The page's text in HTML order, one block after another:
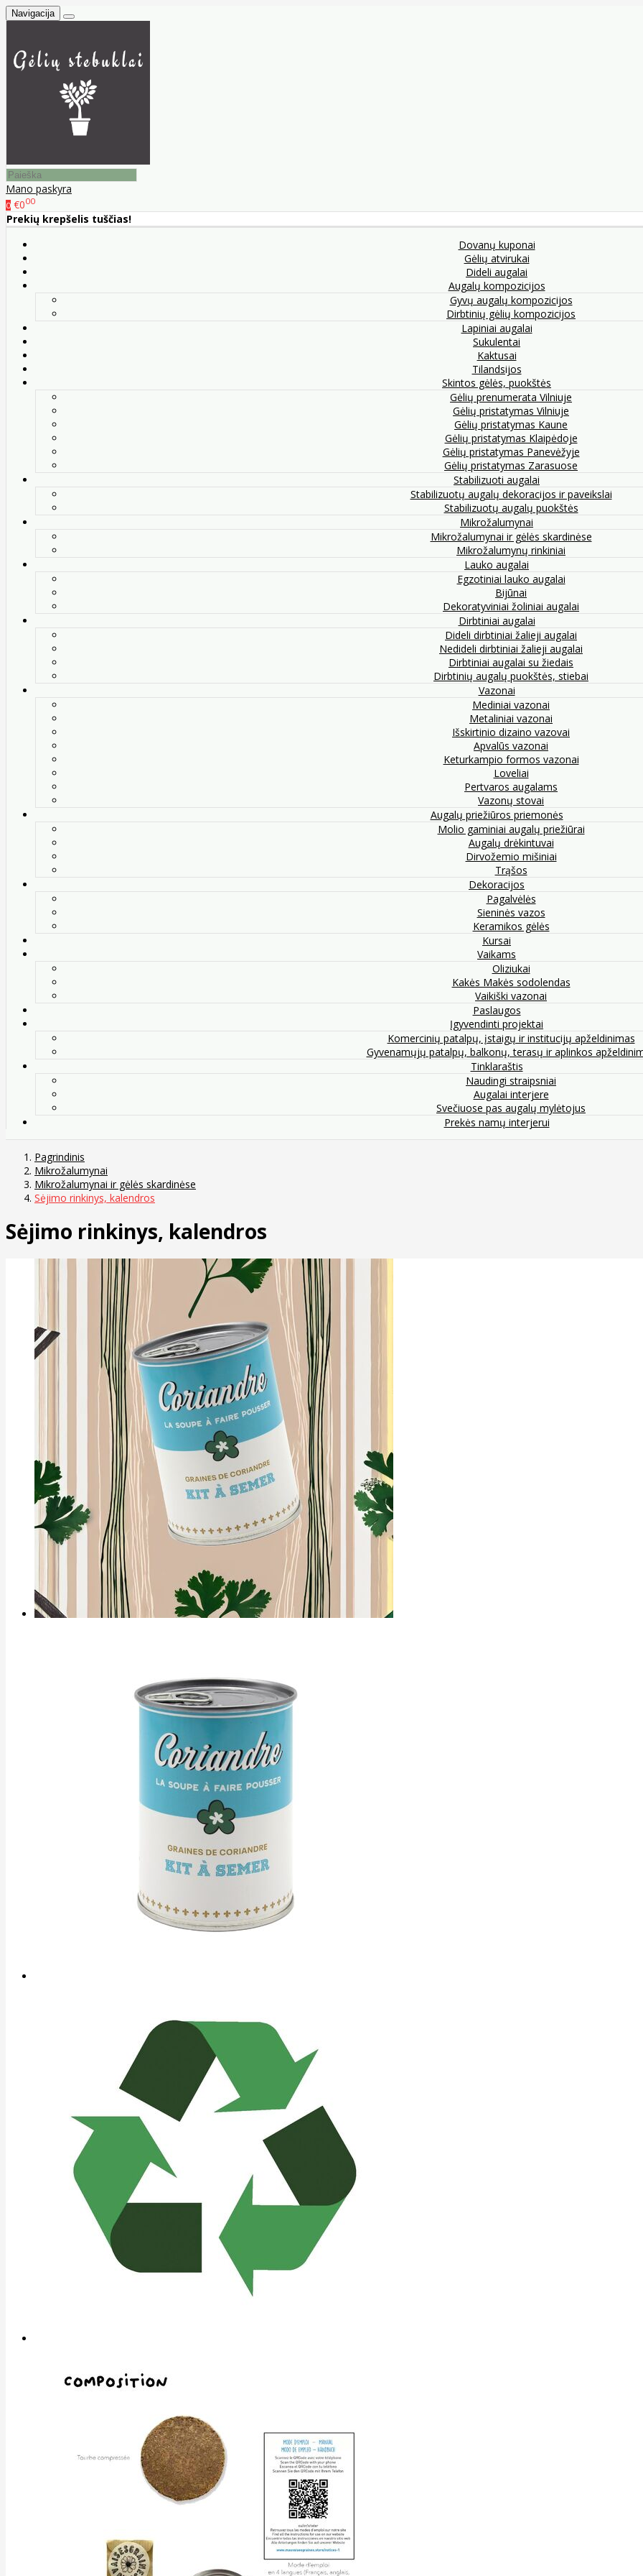
Navigacija
Mano paskyra
0 €000
Prekių krepšelis tuščias!
Dovanų kuponai
Gėlių atvirukai
Dideli augalai
Augalų kompozicijos
Gyvų augalų kompozicijos
Dirbtinių gėlių kompozicijos
Lapiniai augalai
Sukulentai
Kaktusai
Tilandsijos
Skintos gėlės, puokštės
Gėlių prenumerata Vilniuje
Gėlių pristatymas Vilniuje
Gėlių pristatymas Kaune
Gėlių pristatymas Klaipėdoje
Gėlių pristatymas Panevėžyje
Gėlių pristatymas Zarasuose
Stabilizuoti augalai
Stabilizuotų augalų dekoracijos ir paveikslai
Stabilizuotų augalų puokštės
Mikrožalumynai
Mikrožalumynai ir gėlės skardinėse
Mikrožalumynų rinkiniai
Lauko augalai
Egzotiniai lauko augalai
Bijūnai
Dekoratyviniai žoliniai augalai
Dirbtiniai augalai
Dideli dirbtiniai žalieji augalai
Nedideli dirbtiniai žalieji augalai
Dirbtiniai augalai su žiedais
Dirbtinių augalų puokštės, stiebai
Vazonai
Mediniai vazonai
Metaliniai vazonai
Išskirtinio dizaino vazovai
Apvalūs vazonai
Keturkampio formos vazonai
Loveliai
Pertvaros augalams
Vazonų stovai
Augalų priežiūros priemonės
Molio gaminiai augalų priežiūrai
Augalų drėkintuvai
Dirvožemio mišiniai
Trąšos
Dekoracijos
Pagalvėlės
Sieninės vazos
Keramikos gėlės
Kursai
Vaikams
Oliziukai
Kakės Makės sodolendas
Vaikiški vazonai
Paslaugos
Įgyvendinti projektai
Komercinių patalpų, įstaigų ir institucijų apželdinimas
Gyvenamųjų patalpų, balkonų, terasų ir aplinkos
Tinklaraštis
Naudingi straipsniai
Augalai interjere
Svečiuose pas augalų mylėtojus
Prekės namų interjerui
Pagrindinis
Mikrožalumynai
Mikrožalumynai ir gėlės skardinėse
Sėjimo rinkinys, kalendros
Sėjimo rinkinys, kalendros